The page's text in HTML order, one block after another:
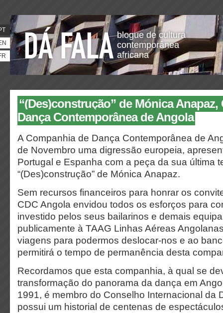
blogue de cultura
contemporânea
africana
“(Des)construção” de Mónica
Dança Contemporânea de Angola
A Companhia de Dança Contemporânea de
de Novembro uma digressão europeia,
Portugal e Espanha com a peça da sua última
“(Des)construção” de Mónica Anapaz.
Sem recursos financeiros para honrar os
CDC Angola envidou todos os esforços para
investido pelos seus bailarinos e demais
publicamente à TAAG Linhas Aéreas
viagens para podermos deslocar-nos e ao
permitirá o tempo de permanência desta
Recordamos que esta companhia, à qual se
transformação do panorama da dança em
1991, é membro do Conselho Internacional da
possui um historial de centenas de